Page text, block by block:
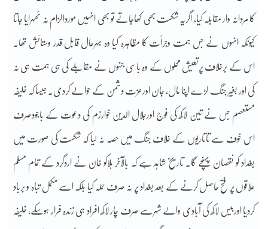
کا مردانہ وار مقابلہ کیا، اگریہ شکست بھی کھاجاتے تو بھی انہیں موردالزام نہ ٹھہرایا جاتا
کیونکہ انہوں نے جس ہمت وجرأت کا مظاہرہ کیا وہ بہرحال قابل قدر وستائش تھا۔
اس کے برخلاف پرتعیش محلوں کے وہ باسی جنہوں نے مقابلے کی ہی ہمت ہی نہ
کی اور بغیر جنگ لڑے اپنا مال، جان اورعزت دشمن کے حوالے کردی۔ جیسا کہ خلیفہ
مستعصم جس نے تین لاکھ کی فوج اورجلال الدین خوارزم کی دعوت کے باجودصرف
اس خوف سے تاتاریوں کے خلاف جنگ میں حصہ نہ لیا کہ شکست کی صورت میں
بغداد کو نقصان پہنچے گا۔ تاریخ شاہد ہے کہ بالآخر ہلاکو خان نے اردگرد کے تمام مسلم
علاقوں پر فتح حاصل کرنے کے بعد بغداد پر نہ صرف حملہ کیا بلکہ اسے مکمل تباہ و برباد
کردیا اوربیس لاکھ کی آبادی والے شہرسے صرف چار لاکھ افراد ہی زندہ فرار ہوسکے، خلیفہ